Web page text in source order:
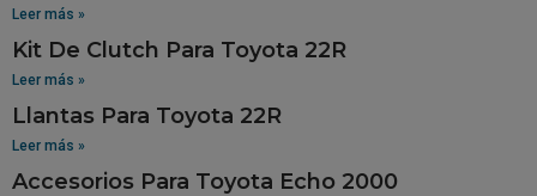
Leer más »
Kit De Clutch Para Toyota 22R
Leer más »
Llantas Para Toyota 22R
Leer más »
Accesorios Para Toyota Echo 2000